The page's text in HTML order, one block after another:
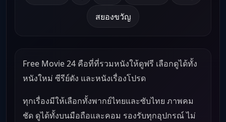
สยองขวัญ
Free Movie 24 คือที่ที่รวมหนังให้ดูฟรี เลือกดูได้ทั้ง
หนังใหม่ ซีรีย์ดัง และหนังเรื่องโปรด
ทุกเรื่องมีให้เลือกทั้งพากย์ไทยและซับไทย ภาพคม
ชัด ดูได้ทั้งบนมือถือและคอม รองรับทุกอุปกรณ์ ไม่